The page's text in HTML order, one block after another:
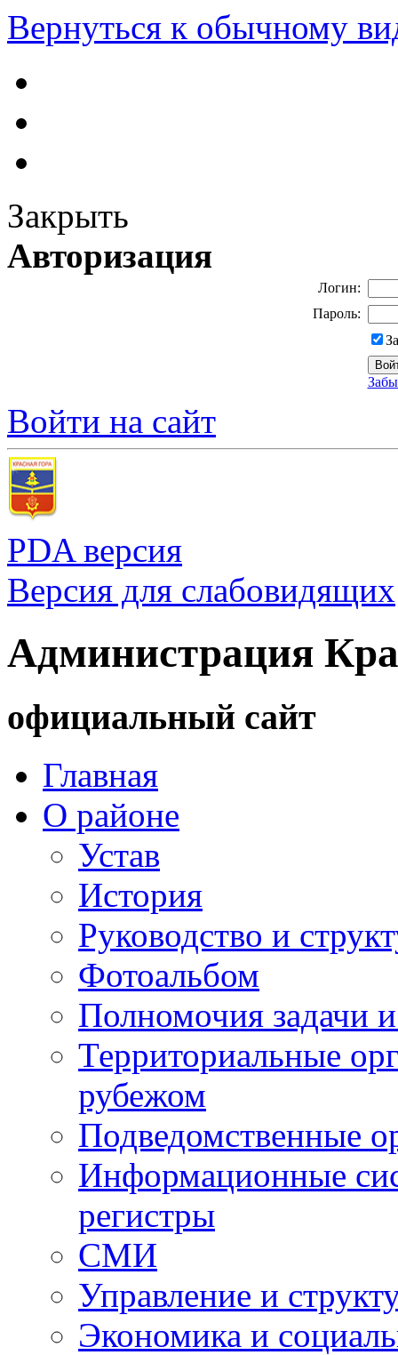
Вернуться к обычному
Закрыть
Авторизация
Логин:
Пароль:
Войти на сайт
PDA версия
Версия для слабовидящих
Администрация
официальный сайт
Главная
О районе
Устав
История
Руководство и
Фотоальбом
Полномочия задачи
Территориальные
рубежом
Подведомственные
Информационные
регистры
СМИ
Управление и
Экономика и